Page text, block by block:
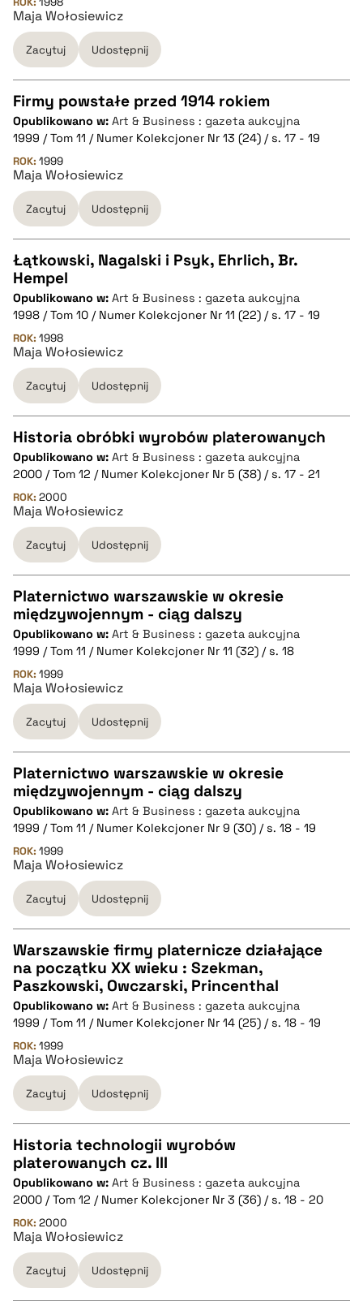
BIBTEX
pobierz cytat
Maja Wołosiewicz
Zacytuj Udostępnij
CZYSTY TEKST
pobierz cytat
BIBTEX
pobierz cytat
Firmy powstałe przed 1914 rokiem
Opublikowano w: Art & Business : gazeta aukcyjna
1999 / Tom 11 / Numer Kolekcjoner Nr 13 (24) / s. 17 - 19
ROK: 1999
Maja Wołosiewicz
Zacytuj Udostępnij
CZYSTY TEKST
pobierz cytat
BIBTEX
pobierz cytat
Łątkowski, Nagalski i Psyk, Ehrlich, Br.
Hempel
Opublikowano w: Art & Business : gazeta aukcyjna
1998 / Tom 10 / Numer Kolekcjoner Nr 11 (22) / s. 17 - 19
ROK: 1998
Maja Wołosiewicz
Zacytuj Udostępnij
CZYSTY TEKST
pobierz cytat
BIBTEX
pobierz cytat
Historia obróbki wyrobów platerowanych
Opublikowano w: Art & Business : gazeta aukcyjna
2000 / Tom 12 / Numer Kolekcjoner Nr 5 (38) / s. 17 - 21
ROK: 2000
Maja Wołosiewicz
Zacytuj Udostępnij
CZYSTY TEKST
pobierz cytat
BIBTEX
pobierz cytat
Platernictwo warszawskie w okresie
międzywojennym - ciąg dalszy
Opublikowano w: Art & Business : gazeta aukcyjna
1999 / Tom 11 / Numer Kolekcjoner Nr 11 (32) / s. 18
ROK: 1999
Maja Wołosiewicz
Zacytuj Udostępnij
CZYSTY TEKST
pobierz cytat
BIBTEX
pobierz cytat
Platernictwo warszawskie w okresie
międzywojennym - ciąg dalszy
Opublikowano w: Art & Business : gazeta aukcyjna
1999 / Tom 11 / Numer Kolekcjoner Nr 9 (30) / s. 18 - 19
ROK: 1999
Maja Wołosiewicz
Zacytuj Udostępnij
CZYSTY TEKST
pobierz cytat
BIBTEX
pobierz cytat
Warszawskie firmy platernicze działające
na początku XX wieku : Szekman,
Paszkowski, Owczarski, Princenthal
Opublikowano w: Art & Business : gazeta aukcyjna
1999 / Tom 11 / Numer Kolekcjoner Nr 14 (25) / s. 18 - 19
ROK: 1999
Maja Wołosiewicz
Zacytuj Udostępnij
CZYSTY TEKST
pobierz cytat
BIBTEX
Historia technologii wyrobów
platerowanych cz. III
Opublikowano w: Art & Business : gazeta aukcyjna
2000 / Tom 12 / Numer Kolekcjoner Nr 3 (36) / s. 18 - 20
ROK: 2000
Maja Wołosiewicz
Zacytuj Udostępnij